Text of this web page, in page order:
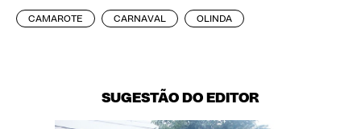
CAMAROTE CARNAVAL OLINDA
SUGESTÃO DO EDITOR